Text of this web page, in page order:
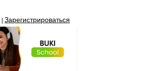
Зарегистрироваться